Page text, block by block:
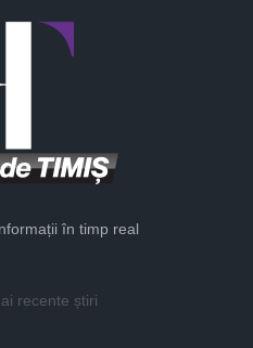
în timp real
recente știri